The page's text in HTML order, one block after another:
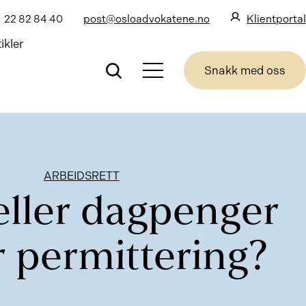
22 82 84 40 post@osloadvokatene.no Klientportal
Snakk med oss
ARBEIDSRETT
dagpenger
permittering?